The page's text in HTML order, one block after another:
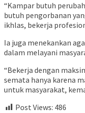
“Kampar butuh
butuh pengorbanan
ikhlas, bekerja
Ia juga menekankan
dalam melayani
“Bekerja dengan
semata hanya karena
untuk masyarakat,
Post Views: 486